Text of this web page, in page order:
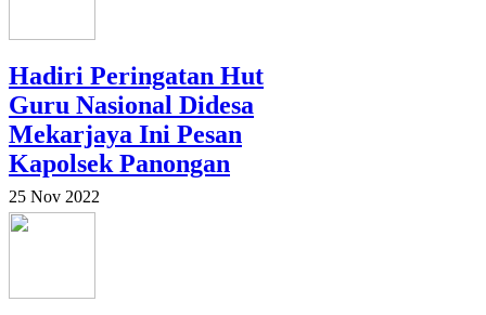
Hadiri Peringatan Hut
Guru Nasional Didesa
Mekarjaya Ini Pesan
Kapolsek Panongan
25 Nov 2022